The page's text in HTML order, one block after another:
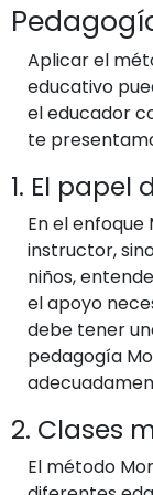
Aplicar el
educativo
el educador
te
1. El papel
En el enfoque
instructor,
niños,
el apoyo
debe tener
pedagogía
2. Clases
El método